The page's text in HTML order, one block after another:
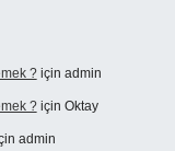
?için admin
?için Oktay
admin